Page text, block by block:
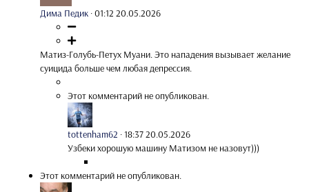
Дима Педик ·01:12 20.05.2026
Матиз-Голубь-Петух Муани. Это нападения вызывает желание
суицида больше чем любая депрессия.
Этот комментарий не опубликован.
tottenham62 ·18:37 20.05.2026
Узбеки хорошую машину Матизом не назовут)))
Этот комментарий не опубликован.